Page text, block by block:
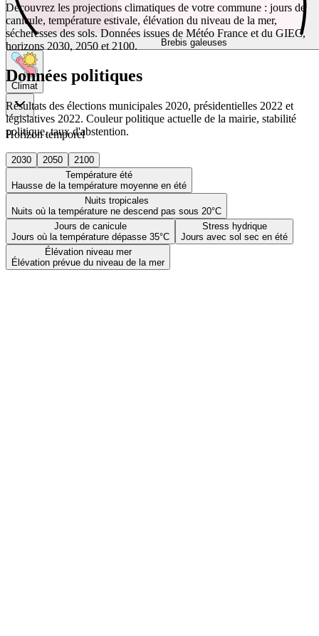
Brebis galeuses
Climat
Horizon temporel
2030 2050
2100
Température été
Hausse de la température moyenne en été
Nuits tropicales
Nuits où la température ne descend pas sous 20°C
Jours de canicule
Jours où la température dépasse 35°C
Stress hydrique
Jours avec sol sec en été
Élévation niveau mer
Élévation prévue du niveau de la mer
Découvrez les projections climatiques de votre commune : jours de
canicule, température estivale, élévation du niveau de la mer,
sécheresses des sols. Données issues de Météo France et du GIEC,
horizons 2030, 2050 et 2100.
Données politiques
Résultats des élections municipales 2020, présidentielles 2022 et
législatives 2022. Couleur politique actuelle de la mairie, stabilité
politique, taux d'abstention.